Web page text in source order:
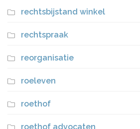
rechtsbijstand winkel
rechtspraak
reorganisatie
roeleven
roethof
roethof advocaten